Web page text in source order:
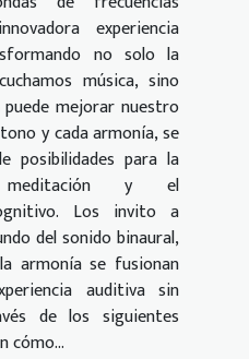
experiencia
no solo la
música, sino
mejorar nuestro
y cada armonía, se
posibilidades para la
y el
Los invito a
del sonido binaural,
armonía se fusionan
auditiva sin
de los siguientes
cómo...